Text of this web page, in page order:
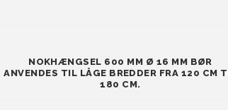
NOKHÆNGSEL 600 MM Ø 16 MM BØR
ANVENDES TIL LÅGE BREDDER FRA 120 CM
180 CM.